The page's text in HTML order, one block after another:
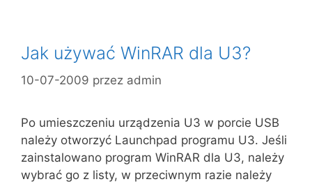
Jak używać WinRAR dla U3?
10-07-2009 przez admin
Po umieszczeniu urządzenia U3 w porcie USB
należy otworzyć Launchpad programu U3. Jeśli
zainstalowano program WinRAR dla U3, należy
wybrać go z listy, w przeciwnym razie należy